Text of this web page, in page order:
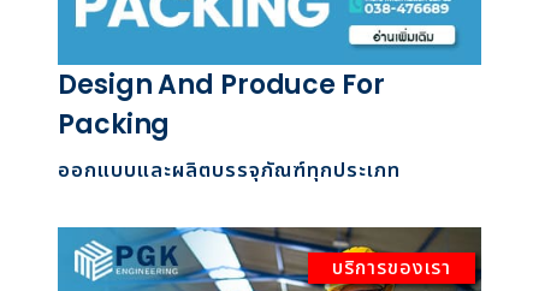
Design And Produce For
Packing
ออกแบบและผลิตบรรจุภัณฑ์ทุกประเภท
บริการของเรา